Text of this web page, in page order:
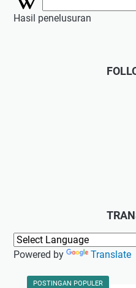
Hasil penelusuran
Powered by Translate
POSTINGAN POPULER